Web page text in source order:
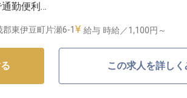
勤便利
心を磨く
で、お客様が心から安らげる空間を一緒
に触れる「心地よさ」を形にする大切な
東伊豆町片瀬6-1 給与 時給／1,100円～
この求人を詳しく